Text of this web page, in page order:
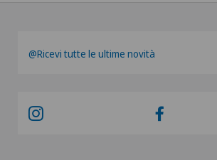
@Ricevi tutte le ultime novità